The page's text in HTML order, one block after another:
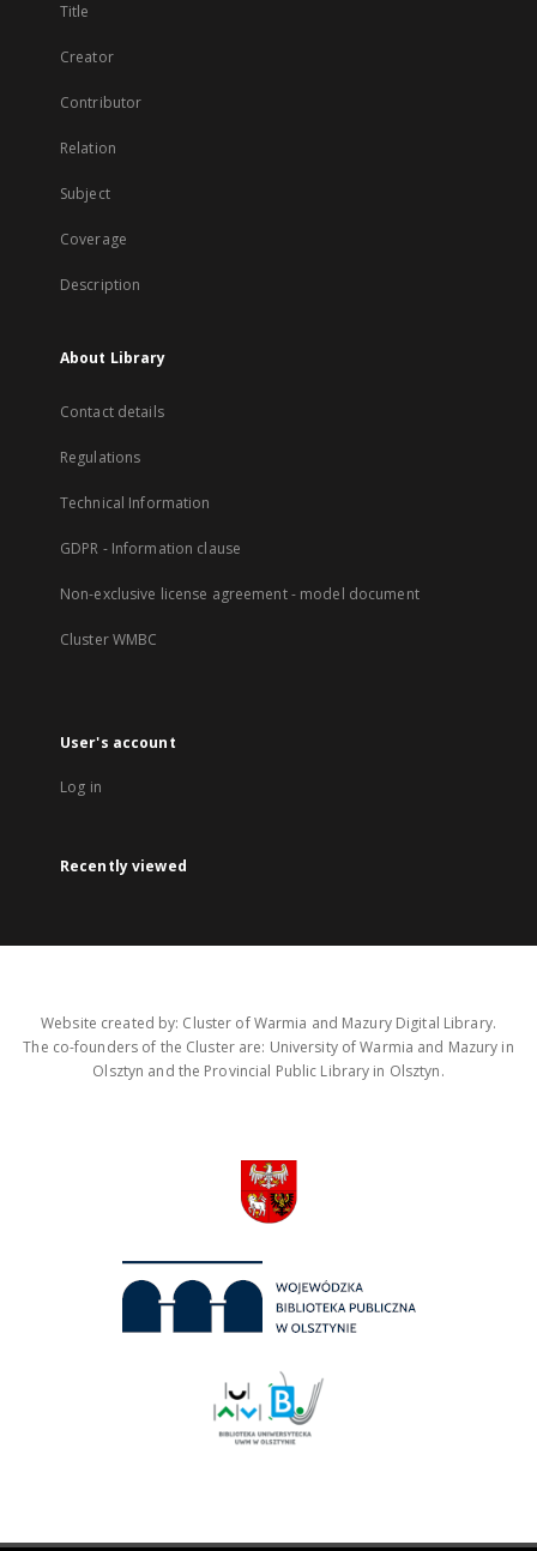
Title
Creator
Contributor
Relation
Subject
Coverage
Description
About Library
Contact details
Regulations
Technical Information
GDPR - Information clause
Non-exclusive license agreement - model document
Cluster WMBC
User's account
Log in
Recently viewed
Website created by: Cluster of Warmia and Mazury Digital Library.
The co-founders of the Cluster are: University of Warmia and Mazury in
Olsztyn and the Provincial Public Library in Olsztyn.